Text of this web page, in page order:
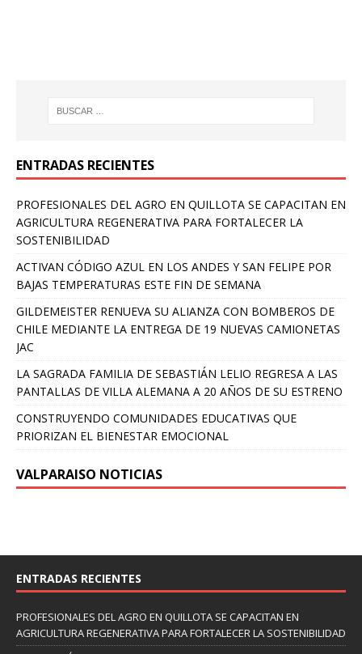
ENTRADAS RECIENTES
PROFESIONALES DEL AGRO EN QUILLOTA SE CAPACITAN EN
AGRICULTURA REGENERATIVA PARA FORTALECER LA
SOSTENIBILIDAD
ACTIVAN CÓDIGO AZUL EN LOS ANDES Y SAN FELIPE POR
BAJAS TEMPERATURAS ESTE FIN DE SEMANA
GILDEMEISTER RENUEVA SU ALIANZA CON BOMBEROS DE
CHILE MEDIANTE LA ENTREGA DE 19 NUEVAS CAMIONETAS
JAC
LA SAGRADA FAMILIA DE SEBASTIÁN LELIO REGRESA A LAS
PANTALLAS DE VILLA ALEMANA A 20 AÑOS DE SU ESTRENO
CONSTRUYENDO COMUNIDADES EDUCATIVAS QUE
PRIORIZAN EL BIENESTAR EMOCIONAL
VALPARAISO NOTICIAS
ENTRADAS RECIENTES
PROFESIONALES DEL AGRO EN QUILLOTA SE CAPACITAN EN
AGRICULTURA REGENERATIVA PARA FORTALECER LA SOSTENIBILIDAD